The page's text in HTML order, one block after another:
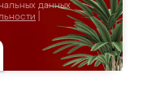
данных